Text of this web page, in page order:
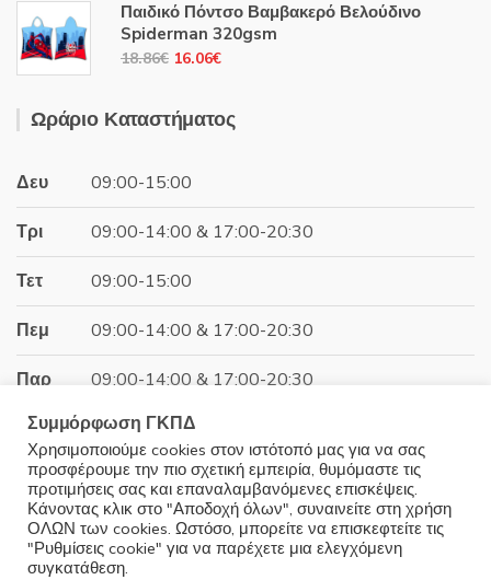
24.47€.είναι:
14.99€.
Παιδικό Πόντσο Βαμβακερό Βελούδινο
Spiderman 320gsm
18.86€ Original
was:
18.86€.
16.06€Η
τιμή
είναι:
Ωράριο Καταστήματος
Δευ 09:00-15:00
Τρι 09:00-14:00 & 17:00-20:30
Τετ 09:00-15:00
Πεμ 09:00-14:00 & 17:00-20:30
Παρ 09:00-14:00 & 17:00-20:30
Σαβ 09:00-15:00
Κυρ Κλειστά
Συμμόρφωση ΓΚΠΔ
Χρησιμοποιούμε cookies στον ιστότοπό μας για να σας
προσφέρουμε την πιο σχετική εμπειρία, θυμόμαστε τις
προτιμήσεις σας και επαναλαμβανόμενες επισκέψεις.
Κάνοντας κλικ στο "Αποδοχή όλων", συναινείτε στη χρήση
ΟΛΩΝ των cookies. Ωστόσο, μπορείτε να επισκεφτείτε τις
"Ρυθμίσεις cookie" για να παρέχετε μια ελεγχόμενη
συγκατάθεση.